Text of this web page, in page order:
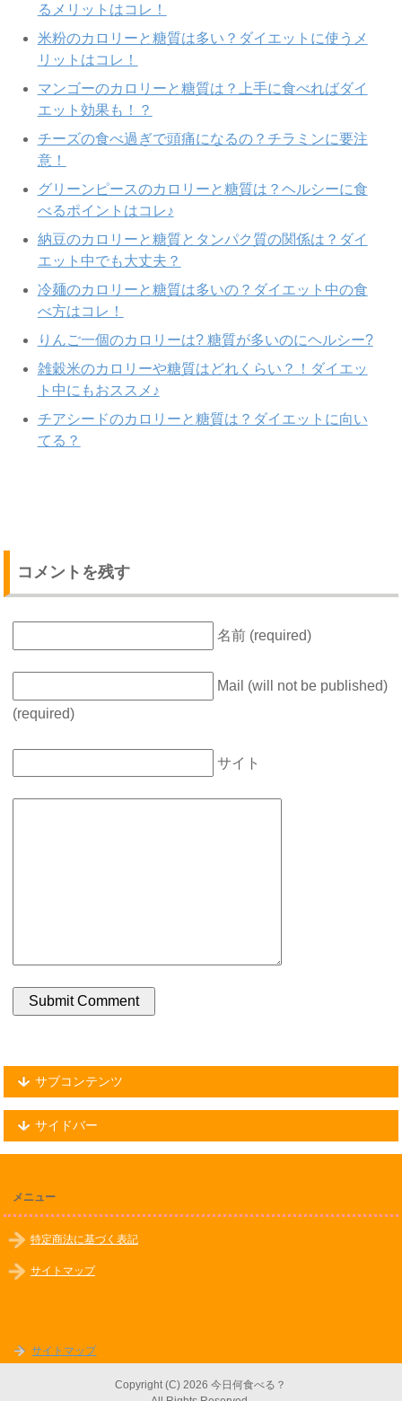
るメリットはコレ！
米粉のカロリーと糖質は多い？ダイエットに使うメ
リットはコレ！
マンゴーのカロリーと糖質は？上手に食べればダイ
エット効果も！？
チーズの食べ過ぎで頭痛になるの？チラミンに要注
意！
グリーンピースのカロリーと糖質は？ヘルシーに食
べるポイントはコレ♪
納豆のカロリーと糖質とタンパク質の関係は？ダイ
エット中でも大丈夫？
冷麺のカロリーと糖質は多いの？ダイエット中の食
べ方はコレ！
りんご一個のカロリーは? 糖質が多いのにヘルシー?
雑穀米のカロリーや糖質はどれくらい？！ダイエッ
ト中にもおススメ♪
チアシードのカロリーと糖質は？ダイエットに向い
てる？
コメントを残す
名前 (required)
Mail (will not be published)
(required)
サイト
サブコンテンツ
サイドバー
メニュー
特定商法に基づく表記
サイトマップ
サイトマップ
Copyright (C) 2026 今日何食べる？